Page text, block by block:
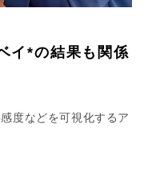
イ*の結果も関係
度などを可視化するア